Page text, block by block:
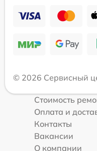
© 2026 Сервисный
Стоимость
Оплата и
Контакты
Вакансии
О компании